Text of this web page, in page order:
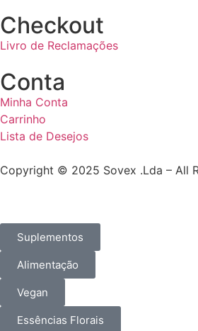
Checkout
Livro de Reclamações
Conta
Minha Conta
Carrinho
Lista de Desejos
Copyright © 2025 Sovex .Lda – All
Suplementos
Alimentação
Vegan
Essências Florais